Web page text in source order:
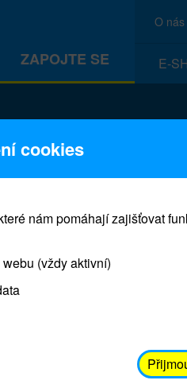
ZAPOJTE SE
O nás
E-
a dárků
otevřena každý čtvrtek o
je možné vyzvednout po
nebo telefonním čísle 606
cookies
nám pomáhají zajišťovat
(vždy aktivní)